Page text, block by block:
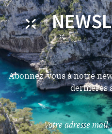
Abonnez-vous à notre
dernières